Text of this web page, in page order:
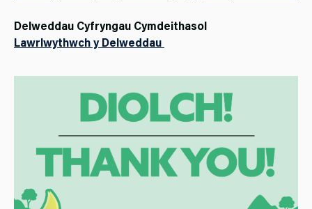
Delweddau Cyfryngau Cymdeithasol
Lawrlwythwch y Delweddau